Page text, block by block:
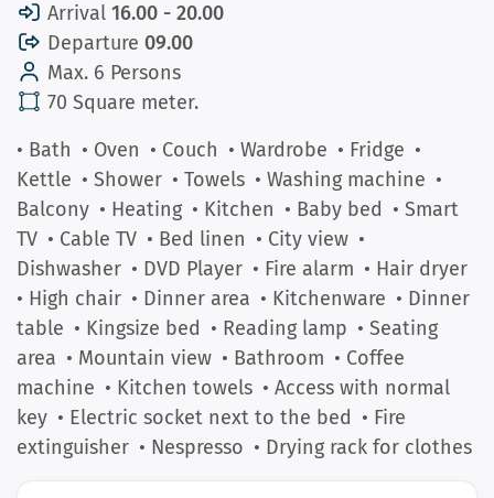
Arrival 16.00 - 20.00
Departure 09.00
Max. 6 Persons
70 Square meter.
• Bath • Oven • Couch • Wardrobe • Fridge •
Kettle • Shower • Towels • Washing machine •
Balcony • Heating • Kitchen • Baby bed • Smart
TV • Cable TV • Bed linen • City view •
Dishwasher • DVD Player • Fire alarm • Hair dryer
• High chair • Dinner area • Kitchenware • Dinner
table • Kingsize bed • Reading lamp • Seating
area • Mountain view • Bathroom • Coffee
machine • Kitchen towels • Access with normal
key • Electric socket next to the bed • Fire
extinguisher • Nespresso • Drying rack for clothes